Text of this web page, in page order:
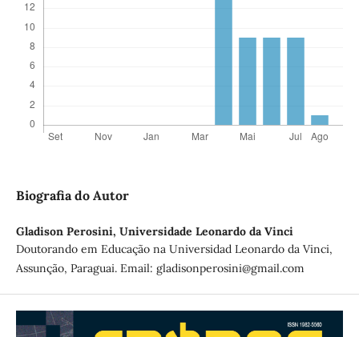
Biografia do Autor
Gladison Perosini, Universidade Leonardo da Vinci
Doutorando em Educação na Universidad Leonardo da Vinci,
Assunção, Paraguai. Email: gladisonperosini@gmail.com